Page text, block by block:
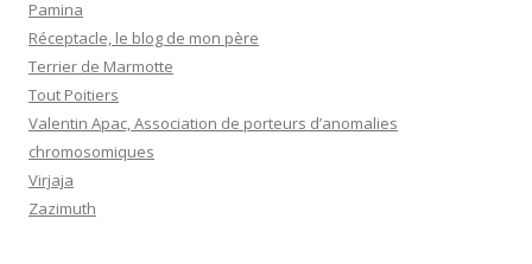
Pamina
Réceptacle, le blog de mon père
Terrier de Marmotte
Tout Poitiers
Valentin Apac, Association de porteurs d’anomalies
chromosomiques
Virjaja
Zazimuth